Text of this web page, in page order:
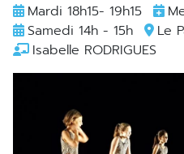
Mardi 18h15- 19h15
Samedi 14h - 15h
Le
Isabelle RODRIGUES